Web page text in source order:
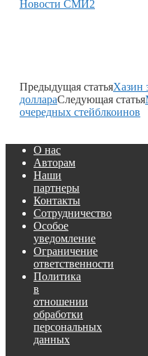
Новости СМИ2
Предыдущая статьяХазин
доллараСледующая статья
очередных стейблкоинов
О нас
Авторам
Наши
партнеры
Контакты
Сотрудничество
Особое
уведомление
Ограничение
ответственности
Политика
в
отношении
обработки
персональных
данных